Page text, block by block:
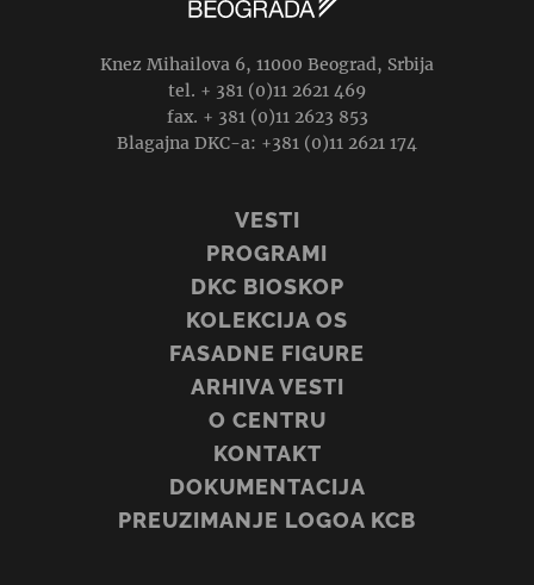
Knez Mihailova 6, 11000 Beograd, Srbija
tel. + 381 (0)11 2621 469
fax. + 381 (0)11 2623 853
Blagajna DKC-a: +381 (0)11 2621 174
VESTI
PROGRAMI
DKC BIOSKOP
KOLEKCIJA OS
FASADNE FIGURE
ARHIVA VESTI
O CENTRU
KONTAKT
DOKUMENTACIJA
PREUZIMANJE LOGOA KCB